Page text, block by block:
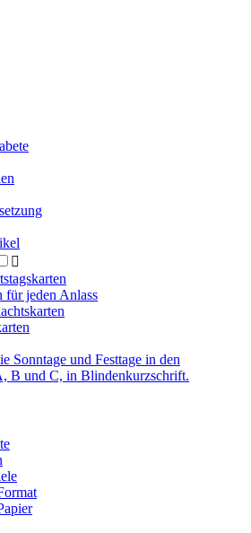

für jeden Anlass
Sonntage und Festtage in den
B und C, in Blindenkurzschrift.